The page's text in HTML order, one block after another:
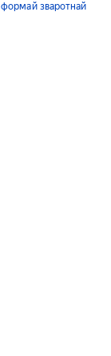
формай зваротнай